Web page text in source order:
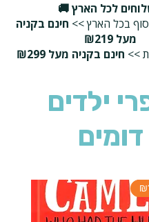
לכל הארץ 🚚
חינם בקניה
מעל ₪219
חינם בקניה מעל ₪299
ילדים
דומים